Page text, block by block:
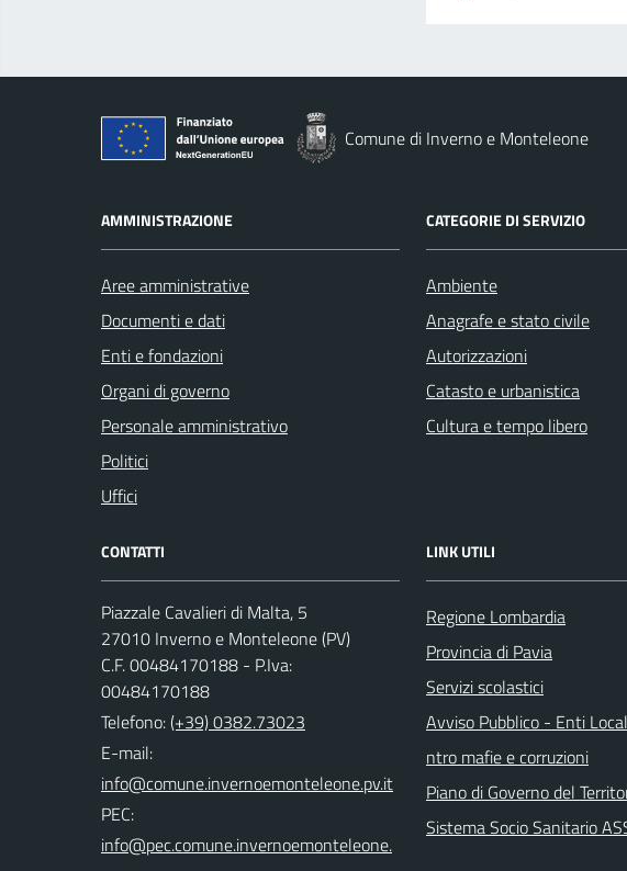
Comune di Inverno e Monteleone
AMMINISTRAZIONE
Aree amministrative
Documenti e dati
Enti e fondazioni
Organi di governo
Personale amministrativo
Politici
Uffici
CATEGORIE DI SERVIZIO
Ambiente
Anagrafe e stato civile
Autorizzazioni
Catasto e urbanistica
Cultura e tempo libero
CONTATTI
Piazzale Cavalieri di Malta, 5
27010 Inverno e Monteleone (PV)
C.F. 00484170188 - P.Iva:
00484170188
Telefono:(+39) 0382.73023
E-mail:
PEC:
LINK UTILI
Regione Lombardia
Provincia di Pavia
Servizi scolastici
Avviso Pubblico - Enti
ntro mafie e corruzioni
Piano di Governo del
Sistema Socio Sanitario